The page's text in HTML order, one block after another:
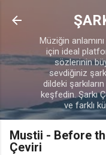
Müziğin
için ideal
sözlerinin
sevdiğiniz
dildeki
keşfedin. Şarkı
ve farklı
Mustii - Before
Çeviri